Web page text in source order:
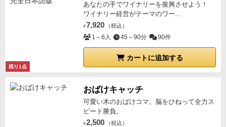
残り1点
あなたの手でワイナリーを復興させよう！
ワイナリー経営がテーマのワー...
¥ 7,920 （税込）
1～6人 45～90分 90件
カートに追加する
おばけキャッチ
可愛い木のおばけコマ。脳をひねって全力ス
ピード勝負。
¥ 2,500 （税込）